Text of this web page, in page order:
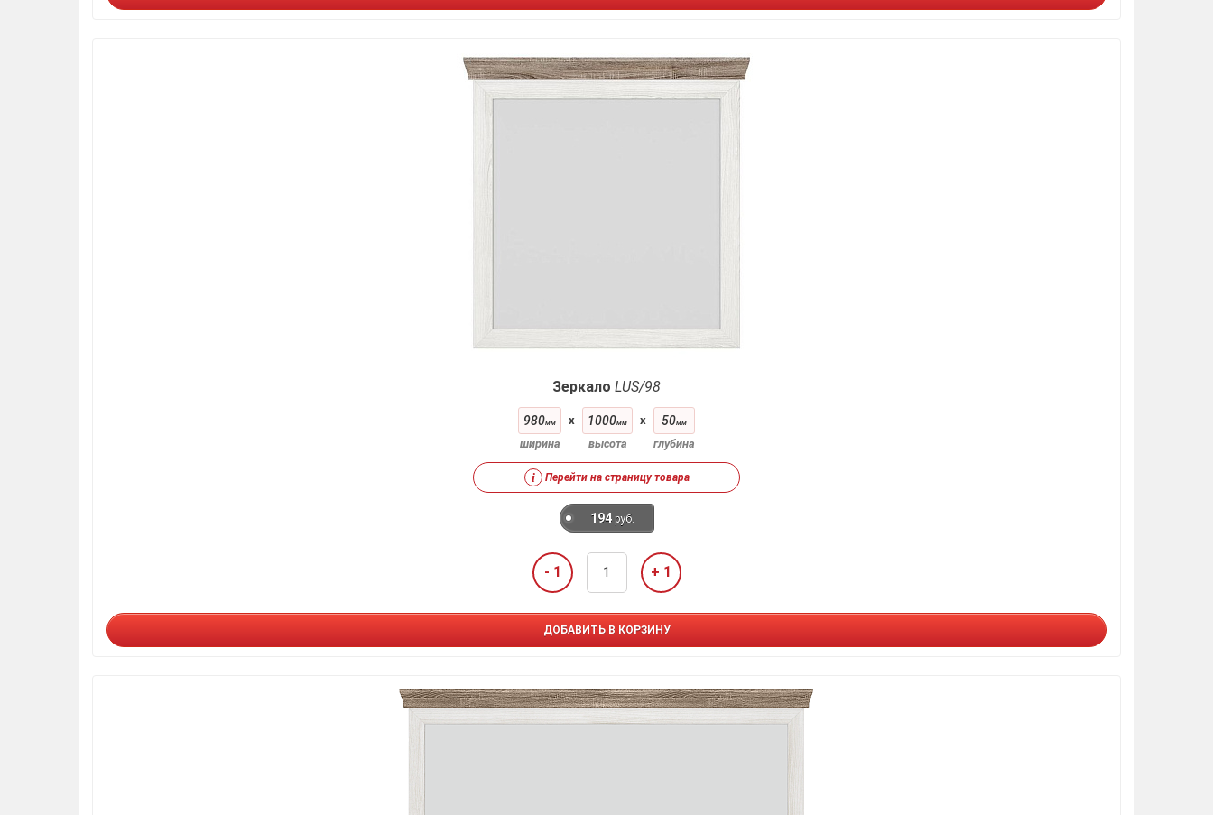
Зеркало LUS/98
980мм
ширина
x 1000мм
высота
x 50мм
глубина
i Перейти на страницу товара
194 руб.
- 1 + 1
ДОБАВИТЬ В КОРЗИНУ